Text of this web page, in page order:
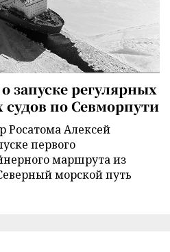
запуске регулярных
судов по Севморпути
Росатома Алексей
первого
маршрута из
морской путь